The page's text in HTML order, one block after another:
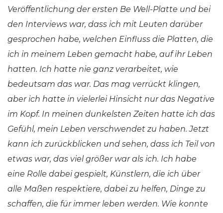
Veröffentlichung der ersten Be Well-Platte und bei
den Interviews war, dass ich mit Leuten darüber
gesprochen habe, welchen Einfluss die Platten, die
ich in meinem Leben gemacht habe, auf ihr Leben
hatten. Ich hatte nie ganz verarbeitet, wie
bedeutsam das war. Das mag verrückt klingen,
aber ich hatte in vielerlei Hinsicht nur das Negative
im Kopf. In meinen dunkelsten Zeiten hatte ich das
Gefühl, mein Leben verschwendet zu haben. Jetzt
kann ich zurückblicken und sehen, dass ich Teil von
etwas war, das viel größer war als ich. Ich habe
eine Rolle dabei gespielt, Künstlern, die ich über
alle Maßen respektiere, dabei zu helfen, Dinge zu
schaffen, die für immer leben werden. Wie konnte